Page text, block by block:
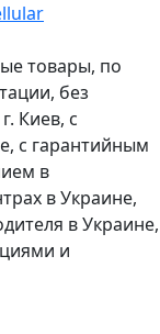
товары, по
без
Киев, с
с гарантийным
в
в Украине,
в Украине,
и